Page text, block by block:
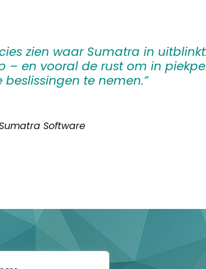
zien waar Sumatra in
– en vooral de rust om in
te nemen.”
Software